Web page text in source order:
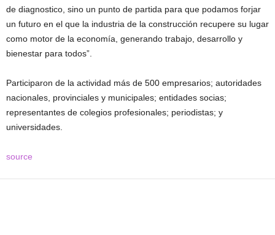
de diagnostico, sino un punto de partida para que podamos forjar
un futuro en el que la industria de la construcción recupere su lugar
como motor de la economía, generando trabajo, desarrollo y
bienestar para todos”.
Participaron de la actividad más de 500 empresarios; autoridades
nacionales, provinciales y municipales; entidades socias;
representantes de colegios profesionales; periodistas; y
universidades.
source